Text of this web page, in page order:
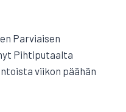
Parviaisen
Pihtiputaalta
viikon päähän